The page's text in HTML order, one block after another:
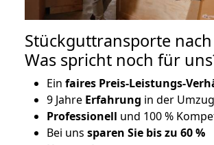
Stückguttransporte
Was spricht noch für
Ein faires Preis-Leistungs-
9 Jahre Erfahrung in der
Professionell und 100 %
Bei uns sparen Sie bis zu 60 %